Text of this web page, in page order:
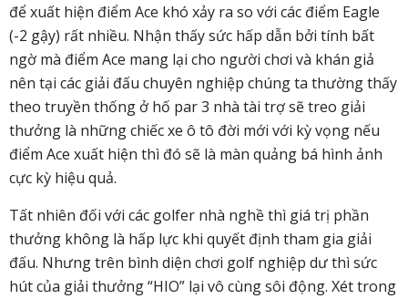
để xuất hiện điểm Ace khó xảy ra so với các điểm Eagle
(-2 gậy) rất nhiều. Nhận thấy sức hấp dẫn bởi tính bất
ngờ mà điểm Ace mang lại cho người chơi và khán giả
nên tại các giải đấu chuyên nghiệp chúng ta thường thấy
theo truyền thống ở hố par 3 nhà tài trợ sẽ treo giải
thưởng là những chiếc xe ô tô đời mới với kỳ vọng nếu
điểm Ace xuất hiện thì đó sẽ là màn quảng bá hình ảnh
cực kỳ hiệu quả.
Tất nhiên đối với các golfer nhà nghề thì giá trị phần
thưởng không là hấp lực khi quyết định tham gia giải
đấu. Nhưng trên bình diện chơi golf nghiệp dư thì sức
hút của giải thưởng “HIO” lại vô cùng sôi động. Xét trong